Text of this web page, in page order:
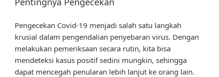
Pengecekan Covid-19 menjadi salah satu langkah
krusial dalam pengendalian penyebaran virus. Dengan
melakukan pemeriksaan secara rutin, kita bisa
mendeteksi kasus positif sedini mungkin, sehingga
dapat mencegah penularan lebih lanjut ke orang lain.